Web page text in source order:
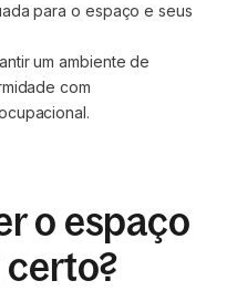
para o espaço e seus
um ambiente de
com
o espaço